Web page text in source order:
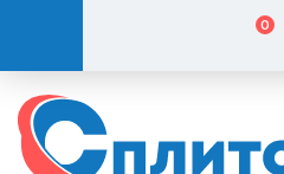
0